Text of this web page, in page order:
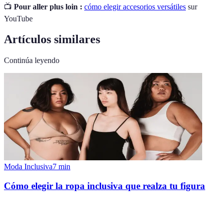
📺 Pour aller plus loin : cómo elegir accesorios versátiles sur
YouTube
Artículos similares
Continúa leyendo
Moda Inclusiva7 min
Cómo elegir la ropa inclusiva que realza tu figura